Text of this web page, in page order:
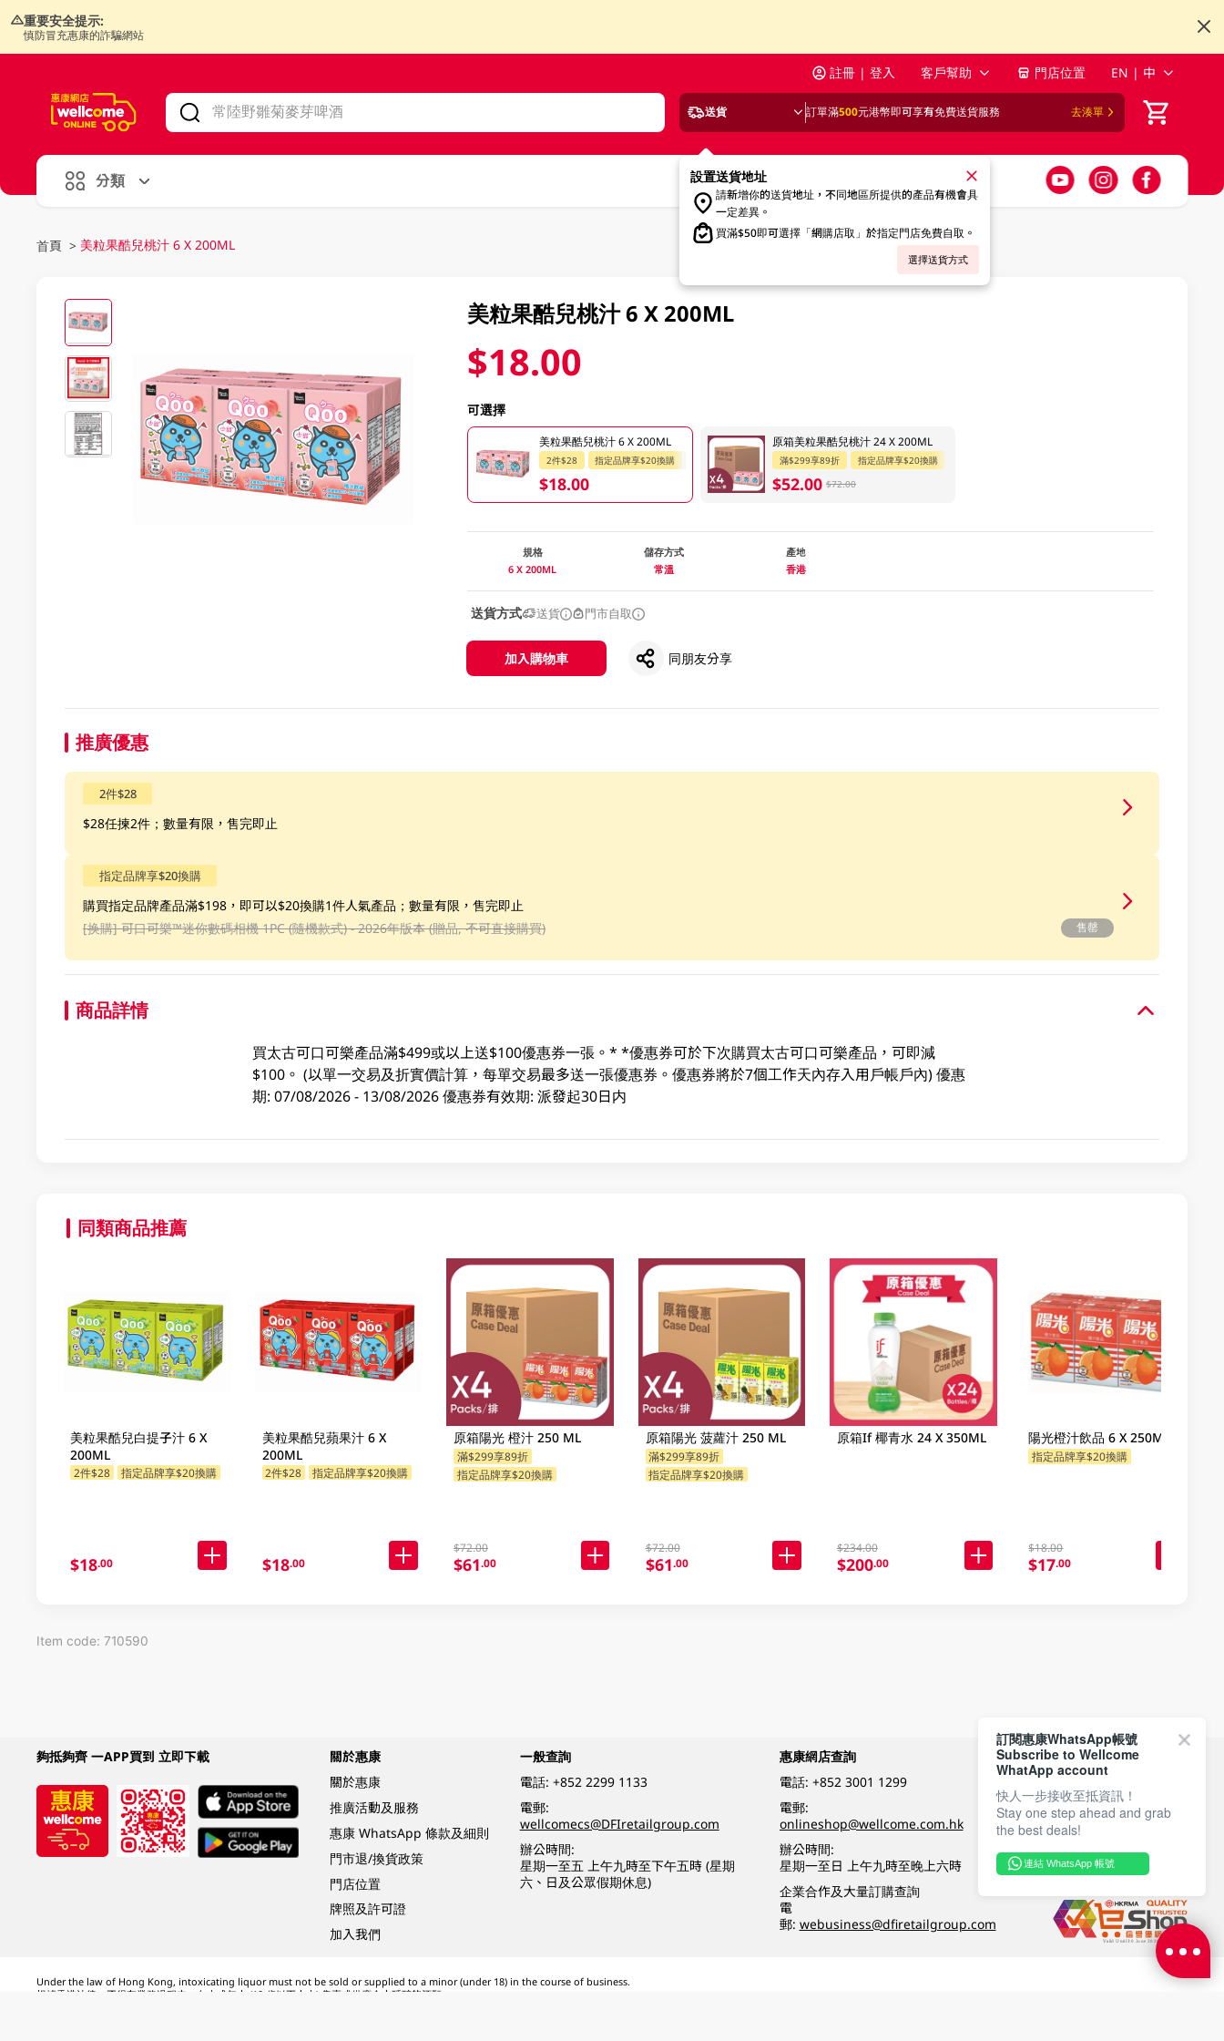
重要安全提示:
慎防冒充惠康的詐騙網站
註冊 | 登入 客戶幫助 門店位置 EN | 中
送貨 訂單滿500元港幣即可享有免費送貨服務 去湊單
設置送貨地址
請新增你的送貨地址，不同地區所提供的產品有機會具
一定差異。
買滿$50即可選擇「網購店取」於指定門店免費自取。
選擇送貨方式
分類
首頁 > 美粒果酷兒桃汁 6 X 200ML
美粒果酷兒桃汁 6 X 200ML
$18.00
可選擇
美粒果酷兒桃汁 6 X 200ML
2件$28 指定品牌享$20換購
$18.00
原箱美粒果酷兒桃汁 24 X 200ML
滿$299享89折 指定品牌享$20換購
$52.00 $72.00
規格
6 X 200ML
儲存方式
常溫
產地
香港
送貨方式 送貨 門市自取
加入購物車 同朋友分享
推廣優惠
2件$28
$28任揀2件；數量有限，售完即止
指定品牌享$20換購
購買指定品牌產品滿$198，即可以$20換購1件人氣產品；數量有限，售完即止
[换購] 可口可樂™️迷你數碼相機 1PC (隨機款式) - 2026年版本 (贈品, 不可直接購買) 售罄
商品詳情
買太古可口可樂產品滿$499或以上送$100優惠券一張。* *優惠券可於下次購買太古可口可樂產品，可即減
$100。 (以單一交易及折實價計算，每單交易最多送一張優惠券。優惠券將於7個工作天內存入用戶帳戶內) 優惠
期: 07/08/2026 - 13/08/2026 優惠券有效期: 派發起30日内
同類商品推薦
美粒果酷兒白提子汁 6 X
200ML
2件$28 指定品牌享$20換購
$18.00
美粒果酷兒蘋果汁 6 X
200ML
2件$28 指定品牌享$20換購
$18.00
原箱陽光 橙汁 250 ML
滿$299享89折
指定品牌享$20換購
$72.00
$61.00
原箱陽光 菠蘿汁 250 ML
滿$299享89折
指定品牌享$20換購
$72.00
$61.00
原箱If 椰青水 24 X 350ML
$234.00
$200.00
陽光橙汁飲品 6 X 250ML
指定品牌享$20換購
$18.00
$17.00
Item code: 710590
夠抵夠齊 一APP買到 立即下載
關於惠康
關於惠康
推廣活動及服務
惠康 WhatsApp 條款及細則
門市退/換貨政策
門店位置
牌照及許可證
加入我們
一般查詢
電話: +852 2299 1133
電郵:
wellcomecs@DFIretailgroup.com
辦公時間:
星期一至五 上午九時至下午五時 (星期
六、日及公眾假期休息)
惠康網店查詢
電話: +852 3001 1299
電郵:
onlineshop@wellcome.com.hk
辦公時間:
星期一至日 上午九時至晚上六時
企業合作及大量訂購查詢
電
郵: webusiness@dfiretailgroup.com
付款方式
關注我們
Under the law of Hong Kong, intoxicating liquor must not be sold or supplied to a minor (under 18) in the course of business.
根據香港法律，不得在業務過程中，向未成年人 (18 歲以下人士) 售賣或供應令人醺醉的酒類。
訂閱惠康WhatsApp帳號
Subscribe to Wellcome
WhatApp account
快人一步接收至抵資訊！
Stay one step ahead and grab
the best deals!
連結 WhatsApp 帳號